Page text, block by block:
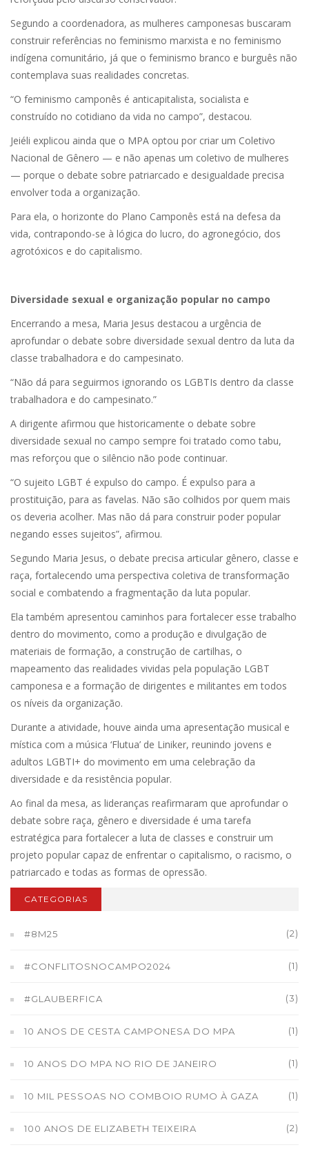
Segundo a coordenadora, as mulheres camponesas buscaram
construir referências no feminismo marxista e no feminismo
indígena comunitário, já que o feminismo branco e burguês não
contemplava suas realidades concretas.
“O feminismo camponês é anticapitalista, socialista e
construído no cotidiano da vida no campo”, destacou.
Jeiéli explicou ainda que o MPA optou por criar um Coletivo
Nacional de Gênero — e não apenas um coletivo de mulheres
— porque o debate sobre patriarcado e desigualdade precisa
envolver toda a organização.
Para ela, o horizonte do Plano Camponês está na defesa da
vida, contrapondo-se à lógica do lucro, do agronegócio, dos
agrotóxicos e do capitalismo.
Diversidade sexual e organização popular no campo
Encerrando a mesa, Maria Jesus destacou a urgência de
aprofundar o debate sobre diversidade sexual dentro da luta da
classe trabalhadora e do campesinato.
“Não dá para seguirmos ignorando os LGBTIs dentro da classe
trabalhadora e do campesinato.”
A dirigente afirmou que historicamente o debate sobre
diversidade sexual no campo sempre foi tratado como tabu,
mas reforçou que o silêncio não pode continuar.
“O sujeito LGBT é expulso do campo. É expulso para a
prostituição, para as favelas. Não são colhidos por quem mais
os deveria acolher. Mas não dá para construir poder popular
negando esses sujeitos”, afirmou.
Segundo Maria Jesus, o debate precisa articular gênero, classe e
raça, fortalecendo uma perspectiva coletiva de transformação
social e combatendo a fragmentação da luta popular.
Ela também apresentou caminhos para fortalecer esse trabalho
dentro do movimento, como a produção e divulgação de
materiais de formação, a construção de cartilhas, o
mapeamento das realidades vividas pela população LGBT
camponesa e a formação de dirigentes e militantes em todos
os níveis da organização.
Durante a atividade, houve ainda uma apresentação musical e
mística com a música ‘Flutua’ de Liniker, reunindo jovens e
adultos LGBTI+ do movimento em uma celebração da
diversidade e da resistência popular.
Ao final da mesa, as lideranças reafirmaram que aprofundar o
debate sobre raça, gênero e diversidade é uma tarefa
estratégica para fortalecer a luta de classes e construir um
projeto popular capaz de enfrentar o capitalismo, o racismo, o
patriarcado e todas as formas de opressão.
CATEGORIAS
#8M25 (2)
#CONFLITOSNOCAMPO2024 (1)
#GLAUBERFICA (3)
10 ANOS DE CESTA CAMPONESA DO MPA (1)
10 ANOS DO MPA NO RIO DE JANEIRO (1)
10 MIL PESSOAS NO COMBOIO RUMO À GAZA (1)
100 ANOS DE ELIZABETH TEIXEIRA (2)